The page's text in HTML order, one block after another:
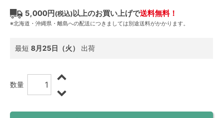
5,000円(税込)以上のお買い上げで送料無料！
※北海道・沖縄県・離島への配送につきましては別途送料がかかります。
最短 8月25日（火） 出荷
数量